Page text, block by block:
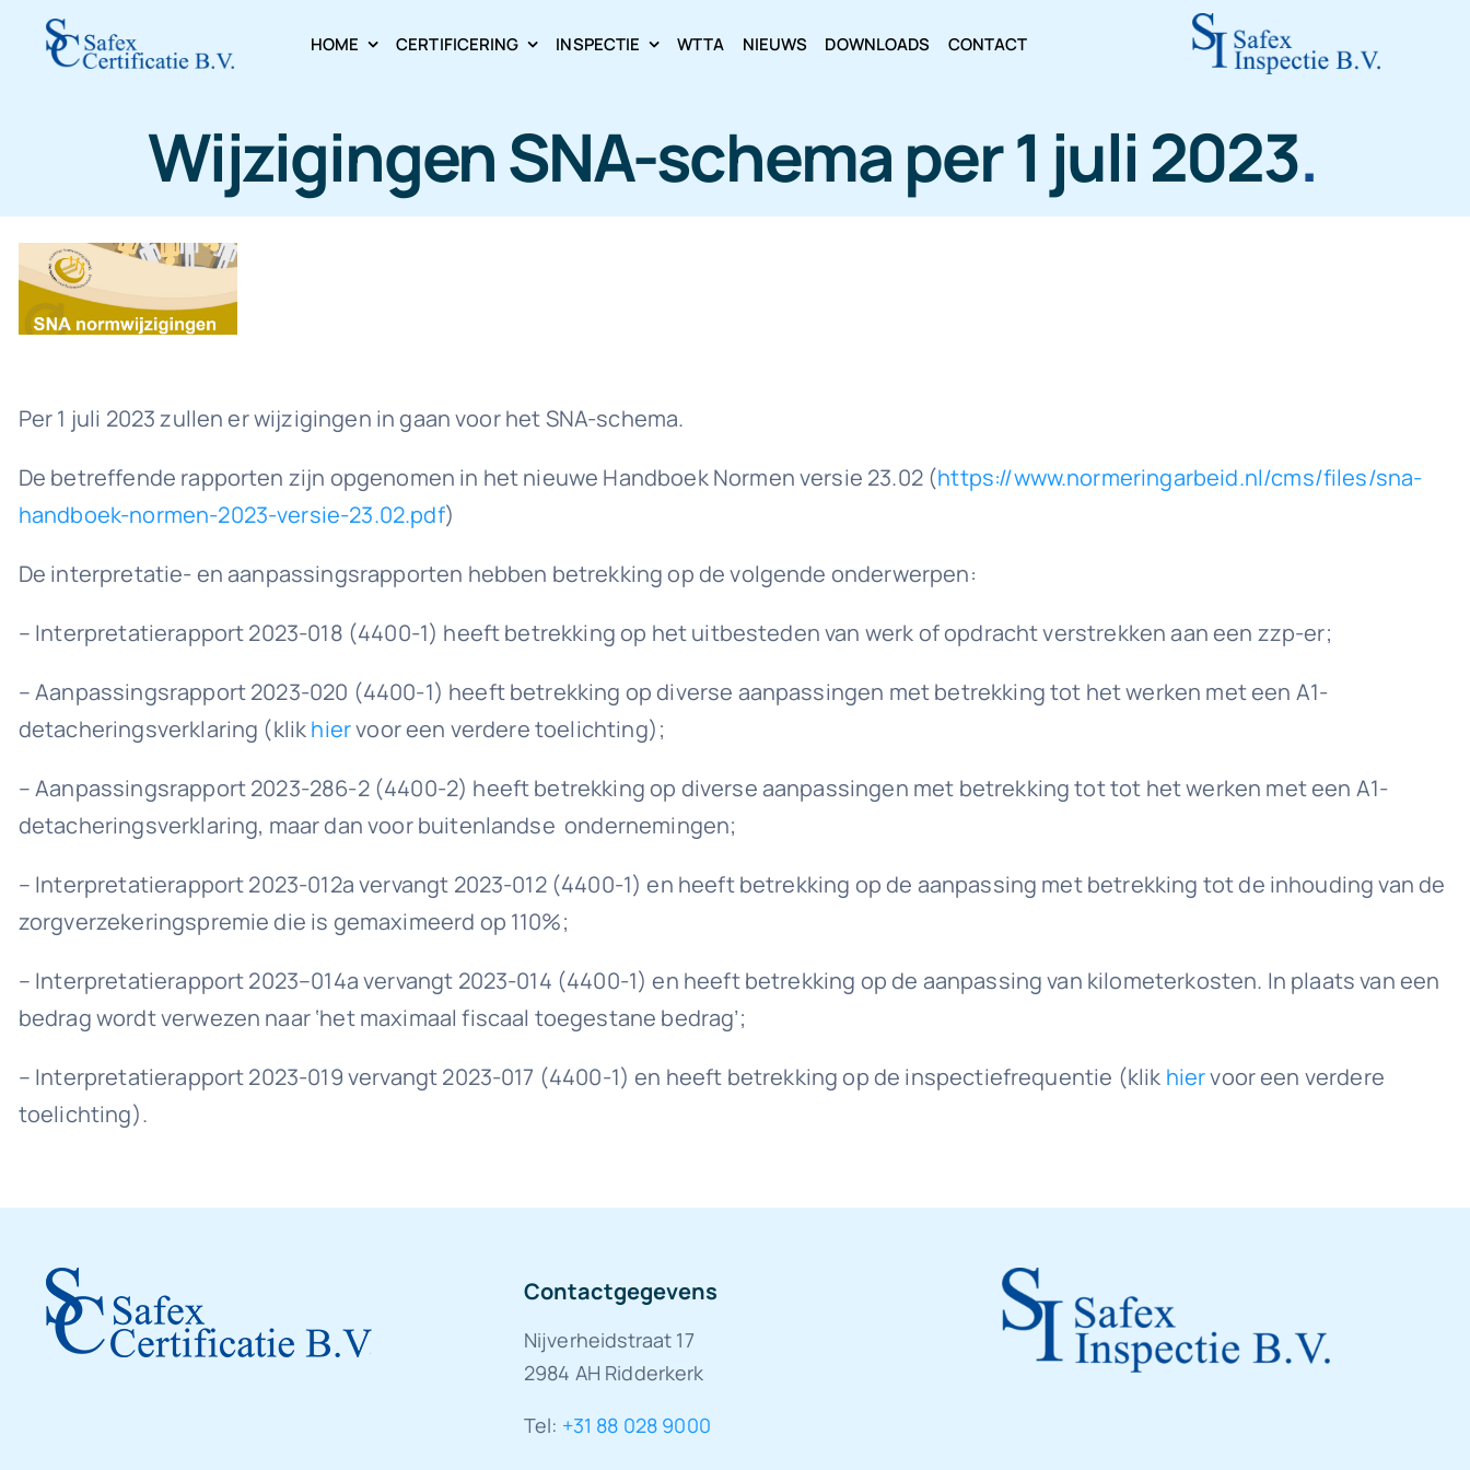
HOME CERTIFICERING INSPECTIE WTTA NIEUWS DOWNLOADS CONTACT
Wijzigingen SNA-schema per 1 juli 2023.
Per 1 juli 2023 zullen er wijzigingen in gaan voor het SNA-schema.
De betreffende rapporten zijn opgenomen in het nieuwe Handboek Normen versie 23.02 (https://www.normeringarbeid.nl/cms/files/sna-
handboek-normen-2023-versie-23.02.pdf)
De interpretatie- en aanpassingsrapporten hebben betrekking op de volgende onderwerpen:
– Interpretatierapport 2023-018 (4400-1) heeft betrekking op het uitbesteden van werk of opdracht verstrekken aan een zzp-er;
– Aanpassingsrapport 2023-020 (4400-1) heeft betrekking op diverse aanpassingen met betrekking tot het werken met een A1-
detacheringsverklaring (klikhiervoor een verdere toelichting);
– Aanpassingsrapport 2023-286-2 (4400-2) heeft betrekking op diverse aanpassingen met betrekking tot tot het werken met een A1-
detacheringsverklaring, maar dan voor buitenlandse ondernemingen;
– Interpretatierapport 2023-012a vervangt 2023-012 (4400-1) en heeft betrekking op de aanpassing met betrekking tot de inhouding van de
zorgverzekeringspremie die is gemaximeerd op 110%;
– Interpretatierapport 2023–014a vervangt 2023-014 (4400-1) en heeft betrekking op de aanpassing van kilometerkosten. In plaats van een
bedrag wordt verwezen naar ‘het maximaal fiscaal toegestane bedrag’;
– Interpretatierapport 2023-019 vervangt 2023-017 (4400-1) en heeft betrekking op de inspectiefrequentie (klik hiervoor een verdere
toelichting).
Contactgegevens
Nijverheidstraat 17
2984 AH Ridderkerk
Tel: +31 88 028 9000